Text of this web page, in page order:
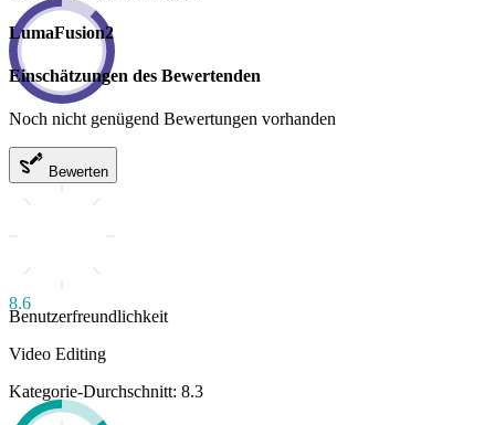
LumaFusion2
Einschätzungen des Bewertenden
Noch nicht genügend Bewertungen vorhanden
Bewerten
8.6
Benutzerfreundlichkeit
Video Editing
Kategorie-Durchschnitt: 8.3